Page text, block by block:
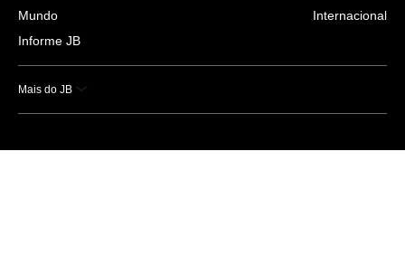
Mundo
Informe JB
Internacional
Mais do JB
Esportes